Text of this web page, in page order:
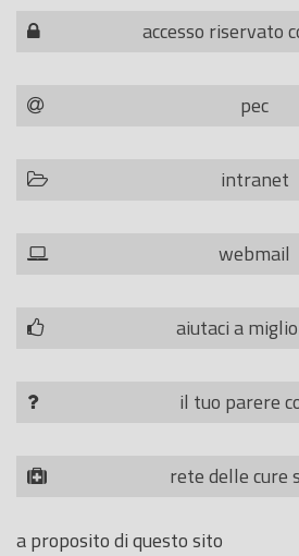
accesso riservato
pec
intranet
webmail
aiutaci a
il tuo parere
rete delle cure
a proposito di questo sito